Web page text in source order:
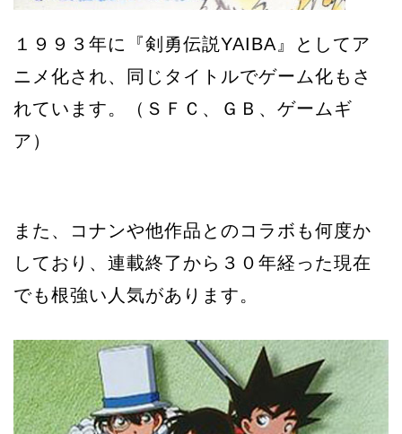
１９９３年に『剣勇伝説YAIBA』としてア
ニメ化され、同じタイトルでゲーム化もさ
れています。（ＳＦＣ、ＧＢ、ゲームギ
ア）
また、コナンや他作品とのコラボも何度か
しており、連載終了から３０年経った現在
でも根強い人気があります。